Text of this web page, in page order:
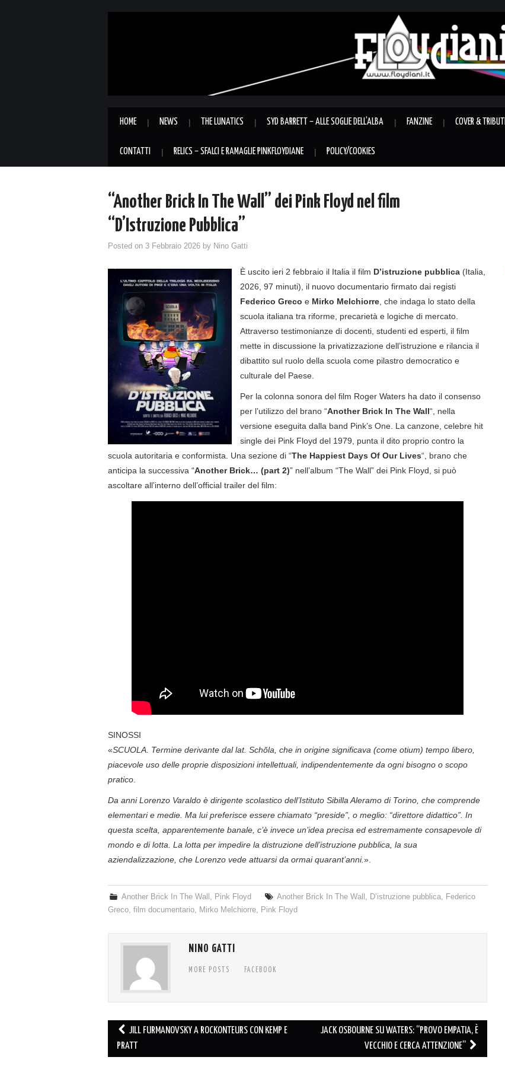
HOME NEWS THE LUNATICS SYD BARRETT – ALLE SOGLIE DELL’ALBA FANZINE COVER & TRIBUTI
CONTATTI RELICS – SFALCI E RAMAGLIE PINKFLOYDIANE POLICY/COOKIES
“Another Brick In The Wall” dei Pink Floyd nel film
“D’Istruzione Pubblica”
Posted on 3 Febbraio 2026 by Nino Gatti
È uscito ieri 2 febbraio il Italia il film D’istruzione pubblica (Italia,
2026, 97 minuti), il nuovo documentario firmato dai registi
Federico Greco e Mirko Melchiorre , che indaga lo stato della
scuola italiana tra riforme, precarietà e logiche di mercato.
Attraverso testimonianze di docenti, studenti ed esperti, il film
mette in discussione la privatizzazione dell’istruzione e rilancia il
dibattito sul ruolo della scuola come pilastro democratico e
culturale del Paese.
Per la colonna sonora del film Roger Waters ha dato il consenso
per l’utilizzo del brano “Another Brick In The Wall“, nella
versione eseguita dalla band Pink’s One. La canzone, celebre hit
single dei Pink Floyd del 1979, punta il dito proprio contro la
scuola autoritaria e conformista. Una sezione di “The Happiest Days Of Our Lives“, brano che
anticipa la successiva “Another Brick… (part 2)” nell’album “The Wall” dei Pink Floyd, si può
ascoltare all’interno dell’official trailer del film:
SINOSSI
«SCUOLA. Termine derivante dal lat. Schŏla, che in origine significava (come otium) tempo libero,
piacevole uso delle proprie disposizioni intellettuali, indipendentemente da ogni bisogno o scopo
pratico
Da anni Lorenzo Varaldo è dirigente scolastico dell’Istituto Sibilla Aleramo di Torino, che comprende
elementari e medie. Ma lui preferisce essere chiamato “preside”, o meglio: “direttore didattico”. In
questa scelta, apparentemente banale, c’è invece un’idea precisa ed estremamente consapevole di
mondo e di lotta. La lotta per impedire la distruzione dell’istruzione pubblica, la sua
aziendalizzazione, che Lorenzo vede attuarsi da ormai quarant’anni.».
Another Brick In The Wall Pink Floyd Another Brick In The Wall D’istruzione pubblica
Federico
Greco film documentario Mirko Melchiorre Pink Floyd
NINO GATTI
MORE POSTS FACEBOOK
Post
navigation
JILL FURMANOVSKY A ROCKONTEURS CON KEMP E
PRATT
JACK OSBOURNE SU WATERS: “PROVO EMPATIA, È
VECCHIO E CERCA ATTENZIONE”